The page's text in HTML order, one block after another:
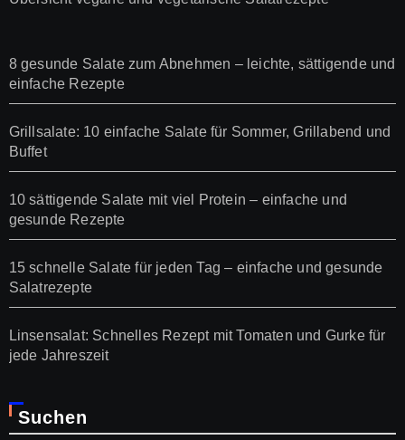
8 gesunde Salate zum Abnehmen – leichte, sättigende und
einfache Rezepte
Grillsalate: 10 einfache Salate für Sommer, Grillabend und
Buffet
10 sättigende Salate mit viel Protein – einfache und
gesunde Rezepte
15 schnelle Salate für jeden Tag – einfache und gesunde
Salatrezepte
Linsensalat: Schnelles Rezept mit Tomaten und Gurke für
jede Jahreszeit
Suchen